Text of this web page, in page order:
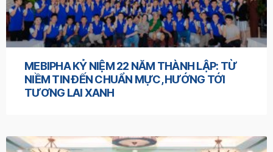
MEBIPHA KỶ NIỆM 22 NĂM THÀNH LẬP: TỪ
NIỀM TIN ĐẾN CHUẨN MỰC, HƯỚNG TỚI
TƯƠNG LAI XANH